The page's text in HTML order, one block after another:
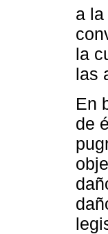
a la
la
las
En
de